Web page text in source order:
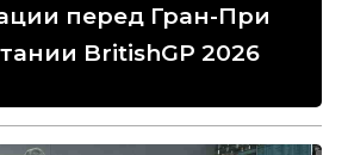
перед Гран-При
BritishGP 2026